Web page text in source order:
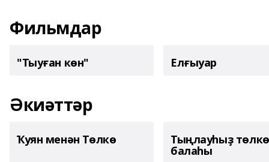
Фильмдар
"Тыуған көн" Елғыуар
Әкиәттәр
Ҡуян менән Төлкө Тыңлауһыҙ төлкө
балаһы